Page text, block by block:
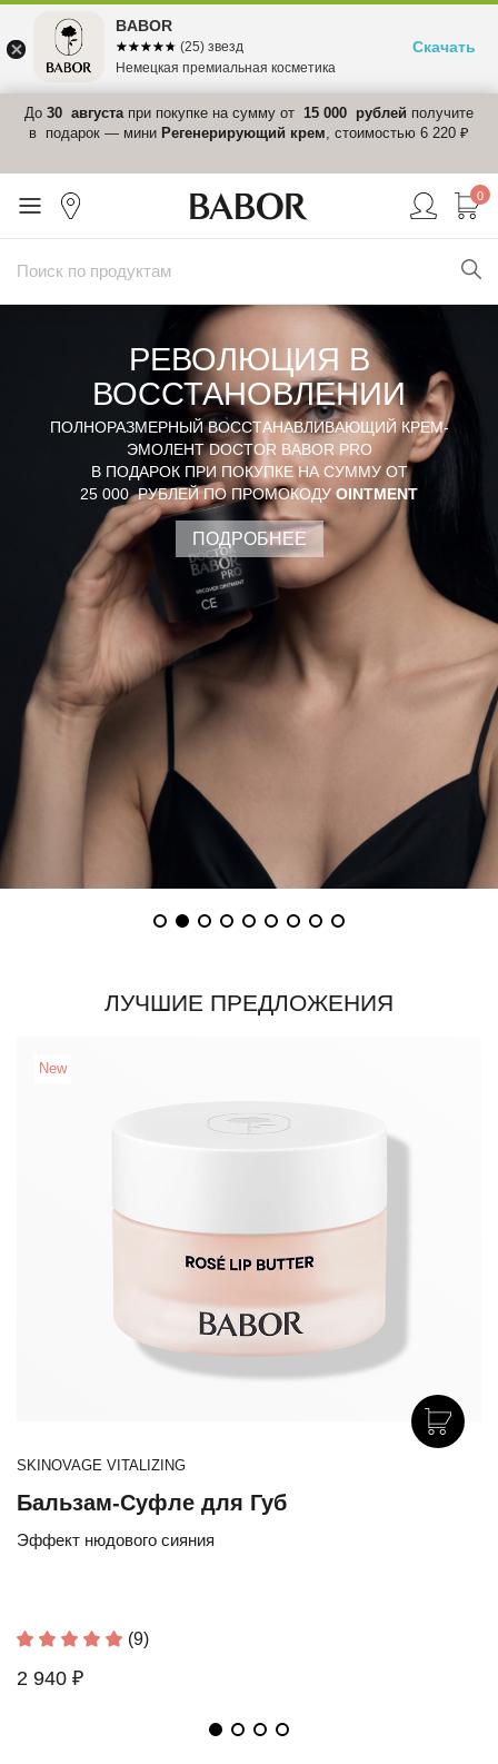
До 30 августапри покупке на сумму от 15 000 рублей получите
в подарок — мини Регенерирующий крем, стоимостью 6 220 ₽
0
РЕВОЛЮЦИЯ В
ВОССТАНОВЛЕНИИ
ПОЛНОРАЗМЕРНЫЙ ВОССТАНАВЛИВАЮЩИЙ КРЕМ-
ЭМОЛЕНТ DOCTOR BABOR PRO
В ПОДАРОК ПРИ ПОКУПКЕ НА СУММУ ОТ
25 000 РУБЛЕЙ ПО ПРОМОКОДУ OINTMENT
ПОДРОБНЕЕ
ЛУЧШИЕ ПРЕДЛОЖЕНИЯ
New
SKINOVAGE VITALIZING
Бальзам-Суфле для Губ
Эффект нюдового сияния
(9)
2 940 ₽
BABOR
☆☆☆☆☆
★★★★★ (25) звезд
Немецкая премиальная косметика
Скачать